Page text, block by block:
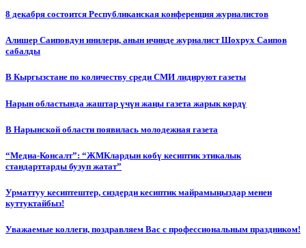
8 декабря состоится Республиканская конференция журналистов
Алишер Саиповдун инилери, анын ичинде журналист Шохрух Саипов
сабалды
В Кыргызстане по количеству среди СМИ лидируют газеты
Нарын областында жаштар үчүн жаңы газета жарык көрдү
В Нарынской области появилась молодежная газета
“Медиа-Консалт”: “ЖМКлардын көбү кесиптик этикалык
стандарттарды бузуп жатат”
Урматтуу кесиптештер, сиздерди кесиптик майрамыңыздар менен
куттуктайбыз!
Уважаемые коллеги, поздравляем Вас с профессиональным праздником!